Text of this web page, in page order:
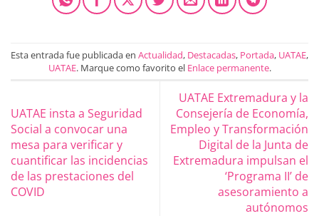
Esta entrada fue publicada en Actualidad, Destacadas, Portada, UATAE,
UATAE. Marque como favorito el Enlace permanente.
UATAE insta a Seguridad
Social a convocar una
mesa para verificar y
cuantificar las incidencias
de las prestaciones del
COVID
UATAE Extremadura y la
Consejería de Economía,
Empleo y Transformación
Digital de la Junta de
Extremadura impulsan el
‘Programa II’ de
asesoramiento a
autónomos